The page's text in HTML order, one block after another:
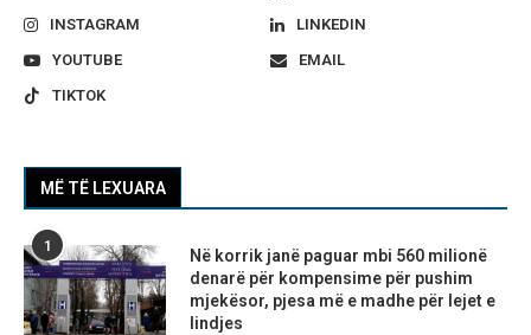
INSTAGRAM
LINKEDIN
YOUTUBE
EMAIL
TIKTOK
MË TË LEXUARA
1
Në korrik janë paguar mbi 560 milionë
denarë për kompensime për pushim
mjekësor, pjesa më e madhe për lejet e
lindjes